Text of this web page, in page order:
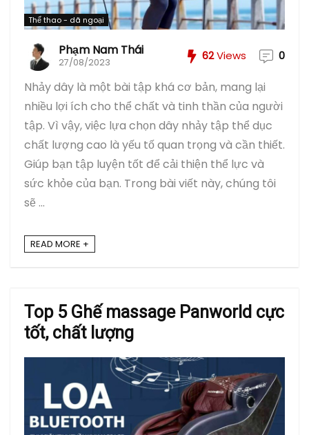
Thể thao - dã ngoại
Phạm Nam Thái
27/08/2023 62Views 0
Nhảy dây là một bài tập khá cơ bản, mang lại
nhiều lợi ích cho thể chất và tinh thần của người
tập. Vì vậy, việc lựa chọn dây nhảy tập thể dục
chất lượng cao là yếu tố quan trọng và cần thiết.
Giúp bạn tập luyện tốt để cải thiện thể lực và
sức khỏe của bạn. Trong bài viết này, chúng tôi
sẽ ...
READ MORE +
Top 5 Ghế massage Panworld cực
tốt, chất lượng